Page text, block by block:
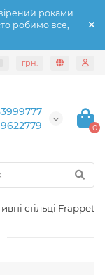
роками.
робимо все,
грн.
0
стільці Frappet